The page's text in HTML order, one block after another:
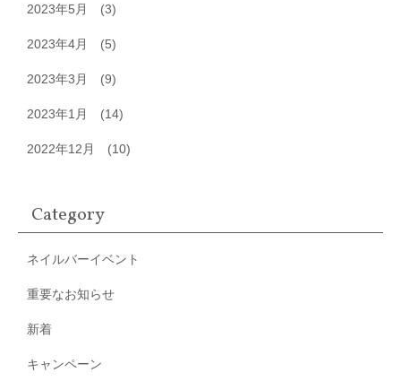
2023年5月 (3)
2023年4月 (5)
2023年3月 (9)
2023年1月 (14)
2022年12月 (10)
Category
ネイルバーイベント
重要なお知らせ
新着
キャンペーン